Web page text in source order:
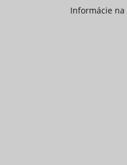
Informácie na